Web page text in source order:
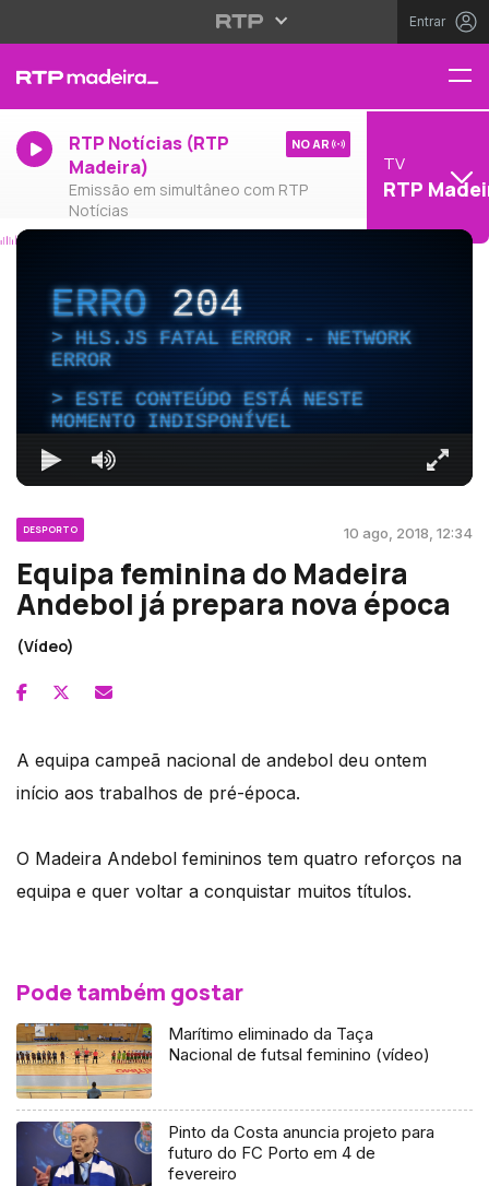
Entrar
RTP Notícias (RTP
Madeira)
Emissão em simultâneo com RTP
Notícias
NO AR
TV
RTP
ERRO204
HLS.JS FATAL ERROR - NETWORK
ERROR
ESTE CONTEÚDO ESTÁ NESTE
MOMENTO INDISPONÍVEL
DESPORTO 10 ago, 2018, 12:34
Equipa feminina do Madeira
Andebol já prepara nova época
(Vídeo)
A equipa campeã nacional de andebol deu ontem
início aos trabalhos de pré-época.
O Madeira Andebol femininos tem quatro reforços na
equipa e quer voltar a conquistar muitos títulos.
Pode também gostar
Marítimo eliminado da Taça
Nacional de futsal feminino (vídeo)
Pinto da Costa anuncia projeto para
futuro do FC Porto em 4 de
fevereiro